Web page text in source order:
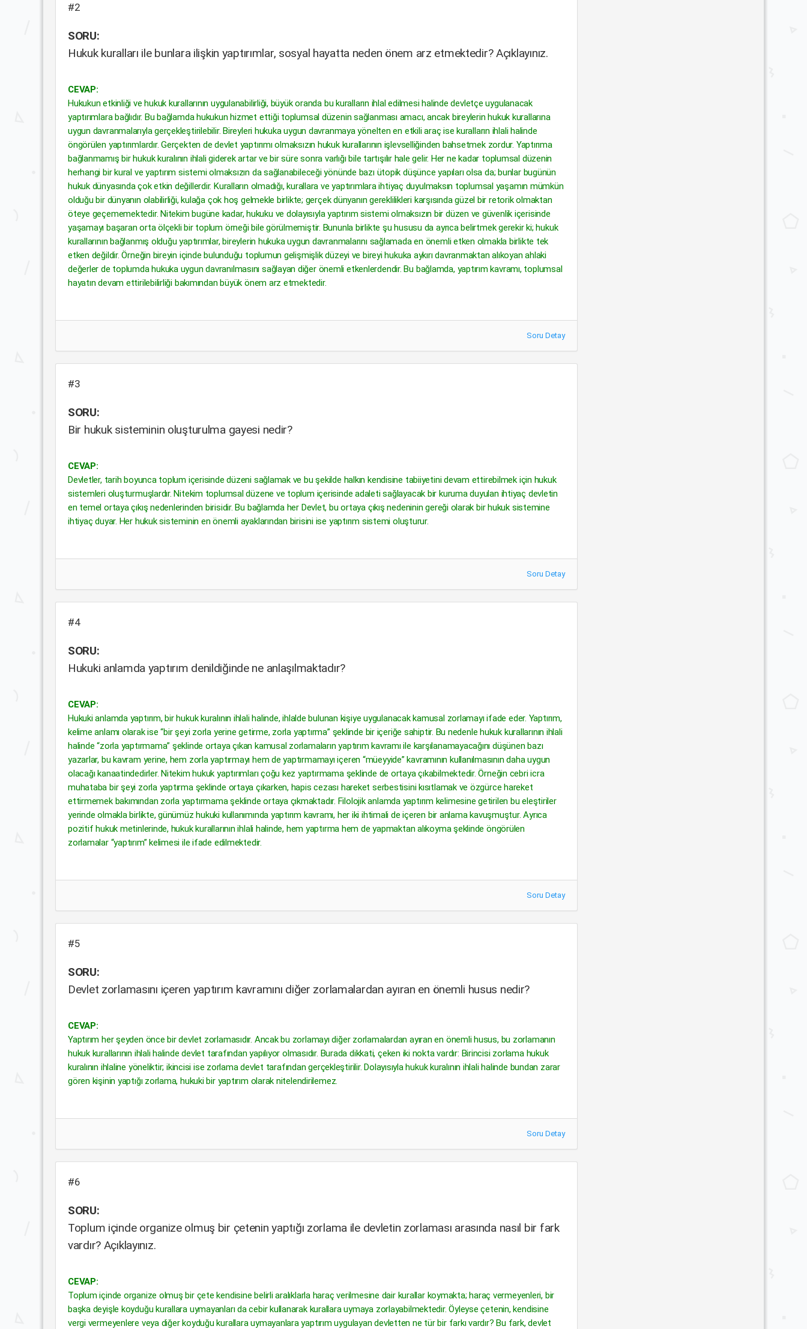
#2
SORU:
Hukuk kuralları ile bunlara ilişkin yaptırımlar, sosyal hayatta neden önem arz etmektedir? Açıklayınız.
CEVAP:
Hukukun etkinliği ve hukuk kurallarının uygulanabilirliği, büyük oranda bu kuralların ihlal edilmesi halinde devletçe uygulanacak
yaptırımlara bağlıdır. Bu bağlamda hukukun hizmet ettiği toplumsal düzenin sağlanması amacı, ancak bireylerin hukuk kurallarına
uygun davranmalarıyla gerçekleştirilebilir. Bireyleri hukuka uygun davranmaya yönelten en etkili araç ise kuralların ihlali halinde
öngörülen yaptırımlardır. Gerçekten de devlet yaptırımı olmaksızın hukuk kurallarının işlevselliğinden bahsetmek zordur. Yaptırıma
bağlanmamış bir hukuk kuralının ihlali giderek artar ve bir süre sonra varlığı bile tartışılır hale gelir. Her ne kadar toplumsal düzenin
herhangi bir kural ve yaptırım sistemi olmaksızın da sağlanabileceği yönünde bazı ütopik düşünce yapıları olsa da; bunlar bugünün
hukuk dünyasında çok etkin değillerdir. Kuralların olmadığı, kurallara ve yaptırımlara ihtiyaç duyulmaksın toplumsal yaşamın mümkün
olduğu bir dünyanın olabilirliği, kulağa çok hoş gelmekle birlikte; gerçek dünyanın gereklilikleri karşısında güzel bir retorik olmaktan
öteye geçememektedir. Nitekim bugüne kadar, hukuku ve dolayısıyla yaptırım sistemi olmaksızın bir düzen ve güvenlik içerisinde
yaşamayı başaran orta ölçekli bir toplum örneği bile görülmemiştir. Bununla birlikte şu hususu da ayrıca belirtmek gerekir ki; hukuk
kurallarının bağlanmış olduğu yaptırımlar, bireylerin hukuka uygun davranmalarını sağlamada en önemli etken olmakla birlikte tek
etken değildir. Örneğin bireyin içinde bulunduğu toplumun gelişmişlik düzeyi ve bireyi hukuka aykırı davranmaktan alıkoyan ahlaki
değerler de toplumda hukuka uygun davranılmasını sağlayan diğer önemli etkenlerdendir. Bu bağlamda, yaptırım kavramı, toplumsal
hayatın devam ettirilebilirliği bakımından büyük önem arz etmektedir.
Soru Detay
#3
SORU:
Bir hukuk sisteminin oluşturulma gayesi nedir?
CEVAP:
Devletler, tarih boyunca toplum içerisinde düzeni sağlamak ve bu şekilde halkın kendisine tabiiyetini devam ettirebilmek için hukuk
sistemleri oluşturmuşlardır. Nitekim toplumsal düzene ve toplum içerisinde adaleti sağlayacak bir kuruma duyulan ihtiyaç devletin
en temel ortaya çıkış nedenlerinden birisidir. Bu bağlamda her Devlet, bu ortaya çıkış nedeninin gereği olarak bir hukuk sistemine
ihtiyaç duyar. Her hukuk sisteminin en önemli ayaklarından birisini ise yaptırım sistemi oluşturur.
Soru Detay
#4
SORU:
Hukuki anlamda yaptırım denildiğinde ne anlaşılmaktadır?
CEVAP:
Hukuki anlamda yaptırım, bir hukuk kuralının ihlali halinde, ihlalde bulunan kişiye uygulanacak kamusal zorlamayı ifade eder. Yaptırım,
kelime anlamı olarak ise “bir şeyi zorla yerine getirme, zorla yaptırma” şeklinde bir içeriğe sahiptir. Bu nedenle hukuk kurallarının ihlali
halinde “zorla yaptırmama” şeklinde ortaya çıkan kamusal zorlamaların yaptırım kavramı ile karşılanamayacağını düşünen bazı
yazarlar, bu kavram yerine, hem zorla yaptırmayı hem de yaptırmamayı içeren “müeyyide” kavramının kullanılmasının daha uygun
olacağı kanaatindedirler. Nitekim hukuk yaptırımları çoğu kez yaptırmama şeklinde de ortaya çıkabilmektedir. Örneğin cebri icra
muhataba bir şeyi zorla yaptırma şeklinde ortaya çıkarken, hapis cezası hareket serbestisini kısıtlamak ve özgürce hareket
ettirmemek bakımından zorla yaptırmama şeklinde ortaya çıkmaktadır. Filolojik anlamda yaptırım kelimesine getirilen bu eleştiriler
yerinde olmakla birlikte, günümüz hukuki kullanımında yaptırım kavramı, her iki ihtimali de içeren bir anlama kavuşmuştur. Ayrıca
pozitif hukuk metinlerinde, hukuk kurallarının ihlali halinde, hem yaptırma hem de yapmaktan alıkoyma şeklinde öngörülen
zorlamalar “yaptırım” kelimesi ile ifade edilmektedir.
Soru Detay
#5
SORU:
Devlet zorlamasını içeren yaptırım kavramını diğer zorlamalardan ayıran en önemli husus nedir?
CEVAP:
Yaptırım her şeyden önce bir devlet zorlamasıdır. Ancak bu zorlamayı diğer zorlamalardan ayıran en önemli husus, bu zorlamanın
hukuk kurallarının ihlali halinde devlet tarafından yapılıyor olmasıdır. Burada dikkati, çeken iki nokta vardır: Birincisi zorlama hukuk
kuralının ihlaline yöneliktir; ikincisi ise zorlama devlet tarafından gerçekleştirilir. Dolayısıyla hukuk kuralının ihlali halinde bundan zarar
gören kişinin yaptığı zorlama, hukuki bir yaptırım olarak nitelendirilemez.
Soru Detay
#6
SORU:
Toplum içinde organize olmuş bir çetenin yaptığı zorlama ile devletin zorlaması arasında nasıl bir fark
vardır? Açıklayınız.
CEVAP:
Toplum içinde organize olmuş bir çete kendisine belirli aralıklarla haraç verilmesine dair kurallar koymakta; haraç vermeyenleri, bir
başka deyişle koyduğu kurallara uymayanları da cebir kullanarak kurallara uymaya zorlayabilmektedir. Öyleyse çetenin, kendisine
vergi vermeyenlere veya diğer koyduğu kurallara uymayanlara yaptırım uygulayan devletten ne tür bir farkı vardır? Bu fark, devlet